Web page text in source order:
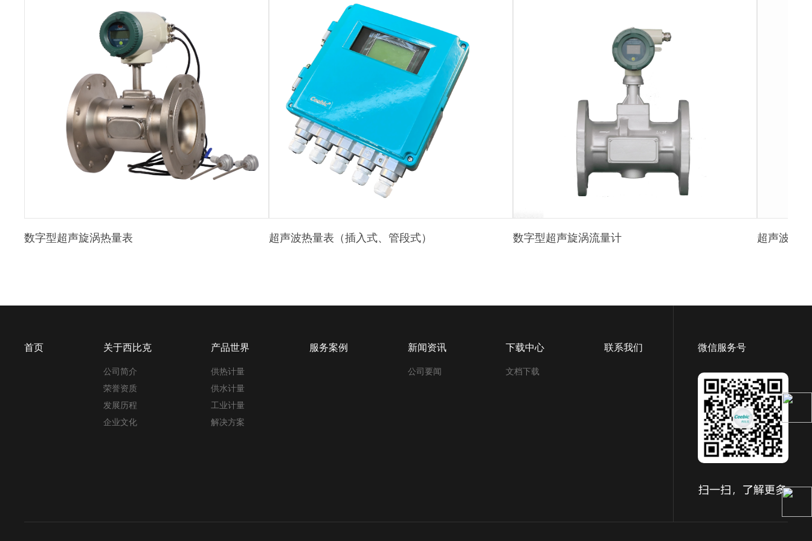
数字型超声旋涡热量表 超声波热量表（插入式、管段式） 数字型超声旋涡流量计 超声波热
首页 关于西比克
公司简介
荣誉资质
发展历程
企业文化
产品世界
供热计量
供水计量
工业计量
解决方案
服务案例 新闻资讯
公司要闻
下载中心
文档下载
联系我们 微信服务号